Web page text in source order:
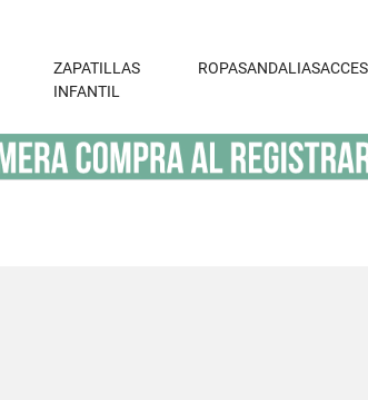
ZAPATILLAS
INFANTIL
ROPASANDALIAS